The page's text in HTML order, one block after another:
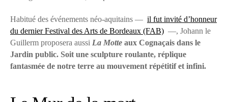
Habitué des événements néo-aquitains — il fut invité d’honneur
du dernier Festival des Arts de Bordeaux (FAB) —, Johann le
Guillerm proposera aussi La Motte aux Cognaçais dans le
Jardin public. Soit une sculpture roulante, réplique
fantasmée de notre terre au mouvement répétitif et infini.